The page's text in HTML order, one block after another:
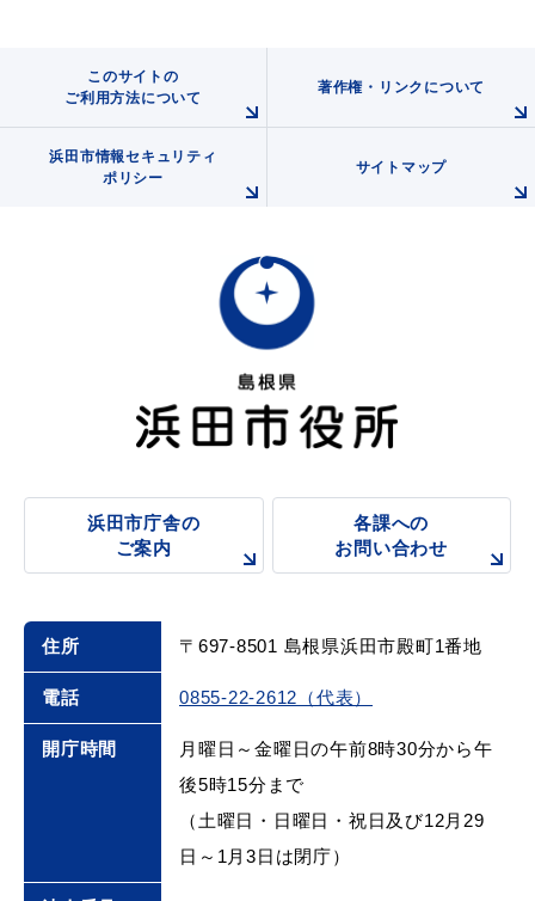
このサイトの
ご利用方法について
著作権・リンクについて
浜田市情報セキュリティ
ポリシー
サイトマップ
浜田市庁舎の
ご案内
各課への
お問い合わせ
住所 〒697-8501 島根県浜田市殿町1番地
電話 0855-22-2612（代表）
開庁時間
月曜日～金曜日の午前8時30分から午
後5時15分まで
（土曜日・日曜日・祝日及び12月29
日～1月3日は閉庁）